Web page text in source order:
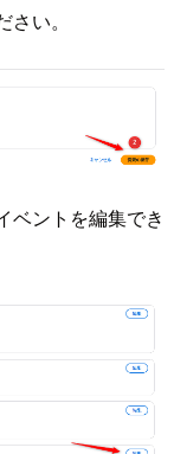
い。
ベントを編集でき